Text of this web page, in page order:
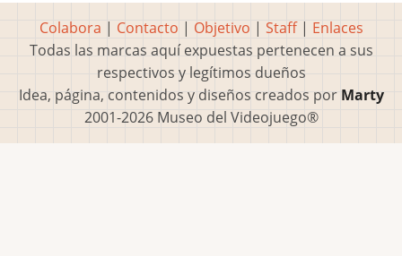
Colabora | Contacto | Objetivo | Staff| Enlaces
Todas las marcas aquí expuestas pertenecen a sus
respectivos y legítimos dueños
Idea, página, contenidos y diseños creados por Marty
2001-2026 Museo del Videojuego®